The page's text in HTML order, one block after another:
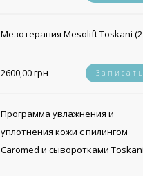
Мезотерапия Mesolift Toskani
2600,00 грн
Программа увлажнения и
уплотнения кожи с пилингом
Caromed и сыворотками Toskani